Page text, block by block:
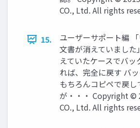
CO., Ltd. All rights
15.
ユーザーサポート編
文書が消えていました
えていたケースでバッ
れば、完全に戻す バ
もちろんコピペで戻し
が・・・ Copyright ©
CO., Ltd. All rights